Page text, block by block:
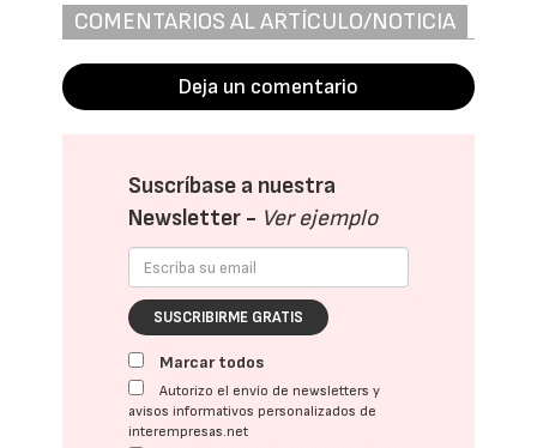
COMENTARIOS AL ARTÍCULO/NOTICIA
Deja un comentario
Suscríbase a nuestra
Newsletter - Ver ejemplo
SUSCRIBIRME GRATIS
Marcar todos
Autorizo el envío de newsletters y
avisos informativos personalizados de
interempresas.net